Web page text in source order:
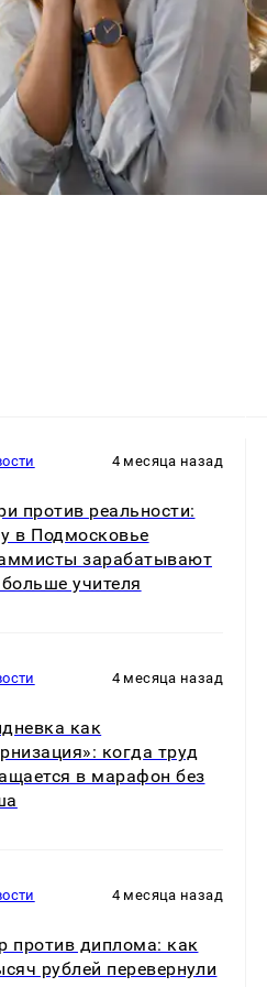
4 месяца назад
против реальности:
в Подмосковье
зарабатывают
учителя
4 месяца назад
как
когда труд
в марафон без
4 месяца назад
против диплома: как
рублей перевернули